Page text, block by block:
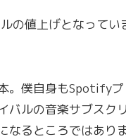
の値上げとなって
。僕自身もSpotify
バルの音楽サブスク
るところではありま